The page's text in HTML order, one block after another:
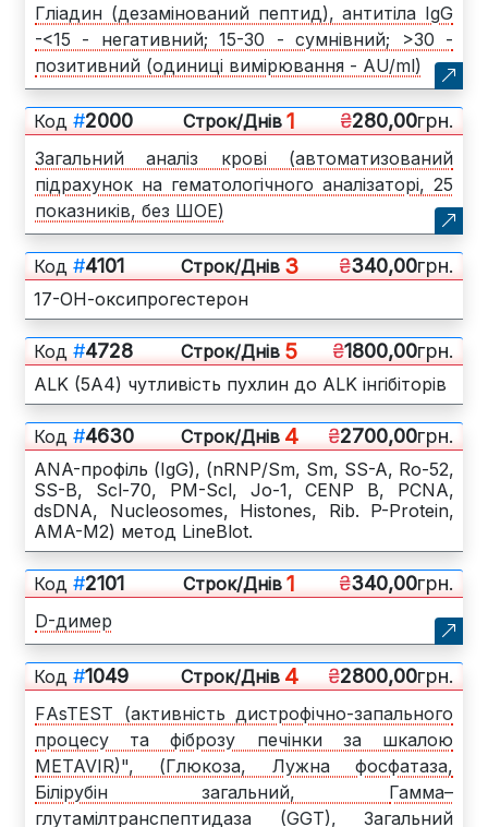
Гліадин (дезамінований пептид), антитіла IgG
-<15 - негативний; 15-30 - сумнівний; >30 -
позитивний (одиниці вимірювання - AU/ml)
Код #2000 Cтрок/Днів 1 ₴280,00грн.
Загальний аналіз крові (автоматизований
підрахунок на гематологічного аналізаторі, 25
показників, без ШОЕ)
Код #4101 Cтрок/Днів 3 ₴340,00грн.
17-ОН-оксипрогестерон
Код #4728 Cтрок/Днів 5 ₴1800,00грн.
ALK (5А4) чутливість пухлин до ALK інгібіторів
Код #4630 Cтрок/Днів 4 ₴2700,00грн.
ANA-профіль (IgG), (nRNP/Sm, Sm, SS-A, Ro-52,
SS-B, Scl-70, PM-Scl, Jo-1, CENP B, PCNA,
dsDNA, Nucleosomes, Histones, Rib. P-Protein,
AMA-M2) метод LineBlot.
Код #2101 Cтрок/Днів 1 ₴340,00грн.
D-димер
Код #1049 Cтрок/Днів 4 ₴2800,00грн.
FАsTEST (активність дистрофічно-запального
процесу та фіброзу печінки за шкалою
METAVIR)", (Глюкоза, Лужна фосфатаза,
Білірубін загальний, Гамма–
глутамілтранспептидаза (GGT), Загальний